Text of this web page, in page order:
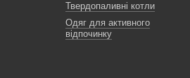
Твердопаливні котли
Одяг для активного
відпочинку